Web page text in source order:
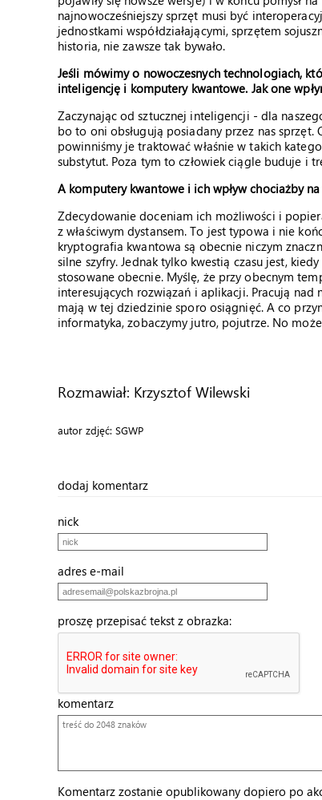
najnowocześniejszy sprzęt musi być
jednostkami współdziałającymi, sprzętem
historia, nie zawsze tak bywało.
Jeśli mówimy o nowoczesnych technologiach,
inteligencję i komputery kwantowe. Jak one
Zaczynając od sztucznej inteligencji - dla
bo to oni obsługują posiadany przez nas sprzęt.
powinniśmy je traktować właśnie w takich
substytut. Poza tym to człowiek ciągle buduje i
A komputery kwantowe i ich wpływ chociażby
Zdecydowanie doceniam ich możliwości i
z właściwym dystansem. To jest typowa i nie
kryptografia kwantowa są obecnie niczym
silne szyfry. Jednak tylko kwestią czasu jest,
stosowane obecnie. Myślę, że przy obecnym
interesujących rozwiązań i aplikacji. Pracują
mają w tej dziedzinie sporo osiągnięć. A co
informatyka, zobaczymy jutro, pojutrze. No
Rozmawiał: Krzysztof Wilewski
autor zdjęć: SGWP
dodaj komentarz
nick
adres e-mail
proszę przepisać tekst z obrazka:
komentarz
Komentarz zostanie opublikowany dopiero po